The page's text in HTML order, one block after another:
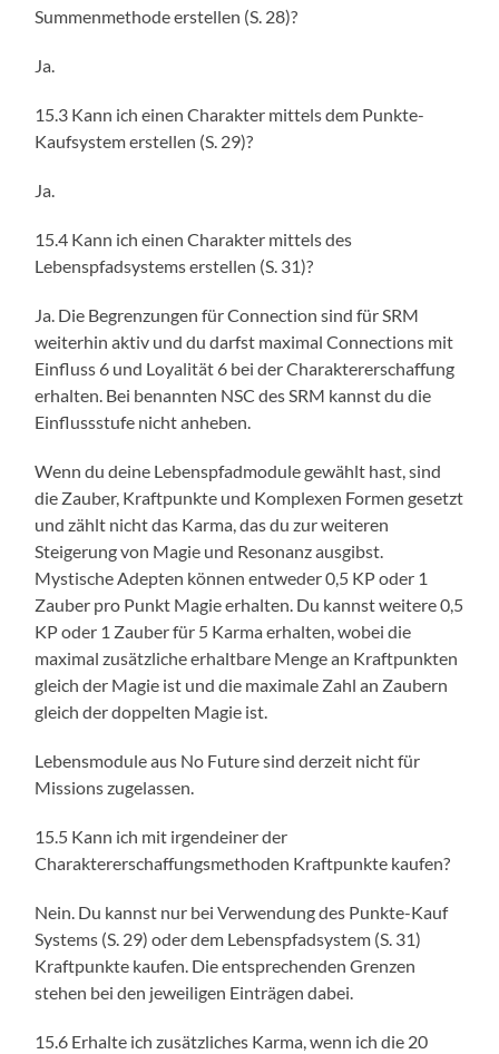
Summenmethode erstellen (S. 28)?
Ja.
15.3 Kann ich einen Charakter mittels dem Punkte-
Kaufsystem erstellen (S. 29)?
Ja.
15.4 Kann ich einen Charakter mittels des
Lebenspfadsystems erstellen (S. 31)?
Ja. Die Begrenzungen für Connection sind für SRM
weiterhin aktiv und du darfst maximal Connections mit
Einfluss 6 und Loyalität 6 bei der Charaktererschaffung
erhalten. Bei benannten NSC des SRM kannst du die
Einflussstufe nicht anheben.
Wenn du deine Lebenspfadmodule gewählt hast, sind
die Zauber, Kraftpunkte und Komplexen Formen gesetzt
und zählt nicht das Karma, das du zur weiteren
Steigerung von Magie und Resonanz ausgibst.
Mystische Adepten können entweder 0,5 KP oder 1
Zauber pro Punkt Magie erhalten. Du kannst weitere 0,5
KP oder 1 Zauber für 5 Karma erhalten, wobei die
maximal zusätzliche erhaltbare Menge an Kraftpunkten
gleich der Magie ist und die maximale Zahl an Zaubern
gleich der doppelten Magie ist.
Lebensmodule aus No Future sind derzeit nicht für
Missions zugelassen.
15.5 Kann ich mit irgendeiner der
Charaktererschaffungsmethoden Kraftpunkte kaufen?
Nein. Du kannst nur bei Verwendung des Punkte-Kauf
Systems (S. 29) oder dem Lebenspfadsystem (S. 31)
Kraftpunkte kaufen. Die entsprechenden Grenzen
stehen bei den jeweiligen Einträgen dabei.
15.6 Erhalte ich zusätzliches Karma, wenn ich die 20